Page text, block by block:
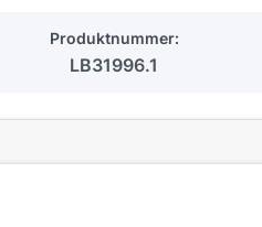
Produktnummer:
LB31996.1